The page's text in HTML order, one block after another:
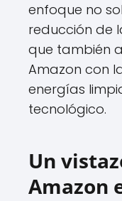
enfoque no
reducción de
que también
Amazon con
energías
tecnológico.
Un
Amazon